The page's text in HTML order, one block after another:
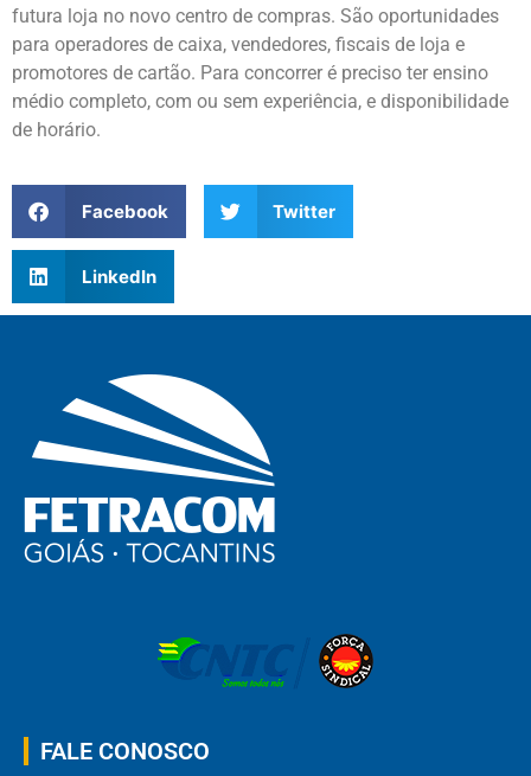
futura loja no novo centro de compras. São oportunidades
para operadores de caixa, vendedores, fiscais de loja e
promotores de cartão. Para concorrer é preciso ter ensino
médio completo, com ou sem experiência, e disponibilidade
de horário.
Facebook Twitter
LinkedIn
FALE CONOSCO